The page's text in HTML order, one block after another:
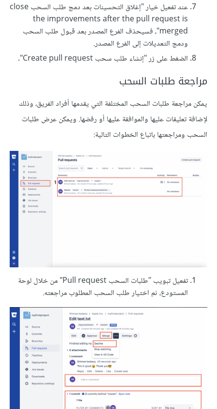
عند تفعيل خيار "إغلاق التحسينات بعد دمج طلب السحب close
the improvements after the pull request is
merged"، فسيحذف الفرع المصدر بعد قبول طلب السحب
ودمج التعديلات إلى الفرع المصدر.
الضغط على زر "إنشاء طلب سحب Create pull request".
مراجعة طلبات السحب
يمكن مراجعة طلبات السحب المختلفة التي يقدمها أفراد الفريق، وذلك
لإضافة تعليقات عليها والموافقة عليها أو رفضها. ويمكن عرض طلبات
السحب ومراجعتها باتباع الخطوات التالية:
تفعيل تبويب "طلبات السحب Pull request" من خلال لوحة
المستودع، ثم اختيار طلب السحب المطلوب مراجعته.